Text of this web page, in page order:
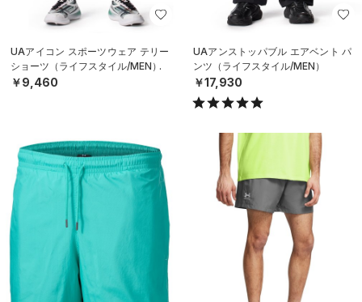
UAアイコン スポーツウェア テリー
ショーツ（ライフスタイル/MEN）
￥9,460
UAアンストッパブル エアベント パ
ンツ（ライフスタイル/MEN）
￥17,930